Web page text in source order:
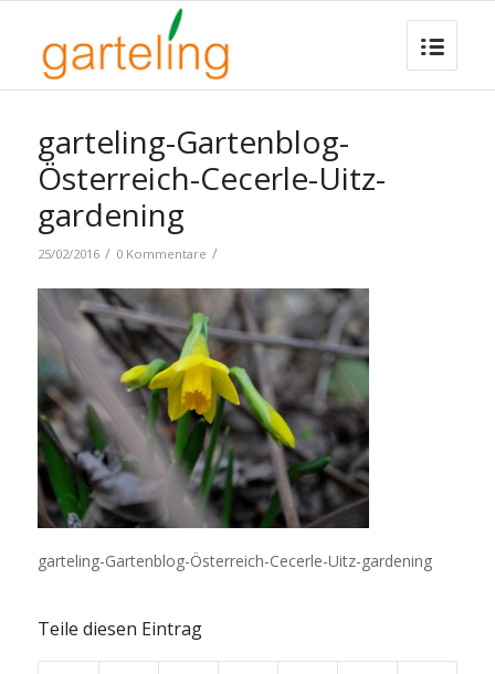
garteling-Gartenblog-
Österreich-Cecerle-Uitz-
gardening
25/02/2016 / 0 Kommentare /
garteling-Gartenblog-Österreich-Cecerle-Uitz-gardening
Teile diesen Eintrag